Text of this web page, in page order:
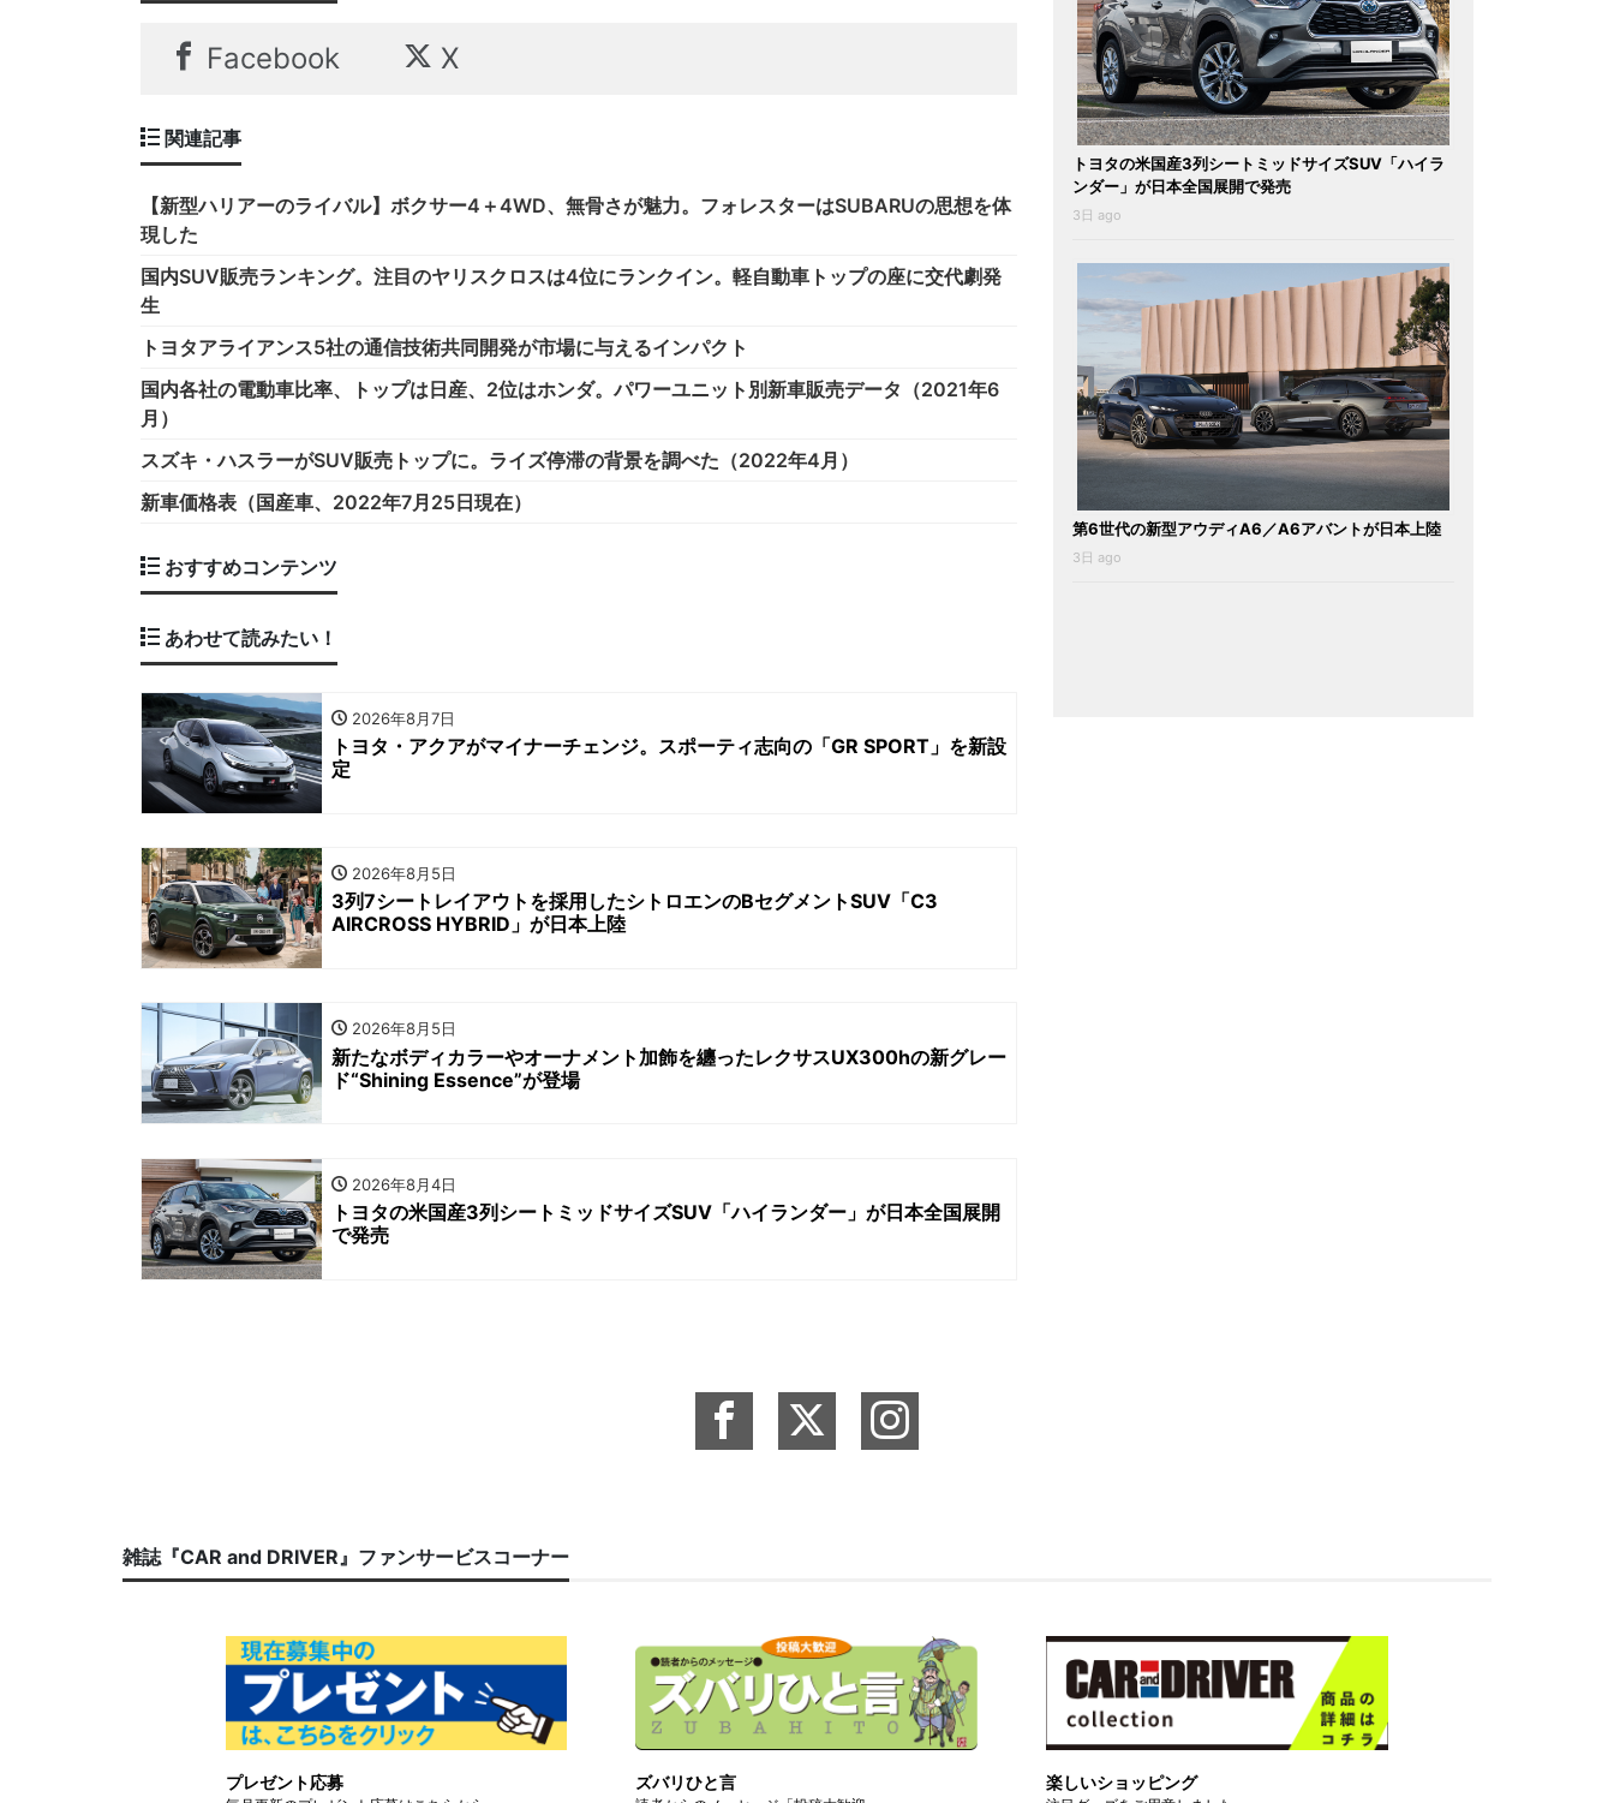
Facebook X
関連記事
【新型ハリアーのライバル】ボクサー4＋4WD、無骨さが魅力。フォレスターはSUBARUの思想を体
現した
国内SUV販売ランキング。注目のヤリスクロスは4位にランクイン。軽自動車トップの座に交代劇発
生
トヨタアライアンス5社の通信技術共同開発が市場に与えるインパクト
国内各社の電動車比率、トップは日産、2位はホンダ。パワーユニット別新車販売データ（2021年6
月）
スズキ・ハスラーがSUV販売トップに。ライズ停滞の背景を調べた（2022年4月）
新車価格表（国産車、2022年7月25日現在）
おすすめコンテンツ
あわせて読みたい！
2026年8月7日
トヨタ・アクアがマイナーチェンジ。スポーティ志向の「GR SPORT」を新設
定
2026年8月5日
3列7シートレイアウトを採用したシトロエンのBセグメントSUV「C3
AIRCROSS HYBRID」が日本上陸
2026年8月5日
新たなボディカラーやオーナメント加飾を纏ったレクサスUX300hの新グレー
ド“Shining Essence”が登場
2026年8月4日
トヨタの米国産3列シートミッドサイズSUV「ハイランダー」が日本全国展開
で発売
トヨタの米国産3列シートミッドサイズSUV「ハイラ
ンダー」が日本全国展開で発売
3日 ago
第6世代の新型アウディA6／A6アバントが日本上陸
3日 ago
雑誌『CAR and DRIVER』ファンサービスコーナー
プレゼント応募 ズバリひと言 楽しいショッピング